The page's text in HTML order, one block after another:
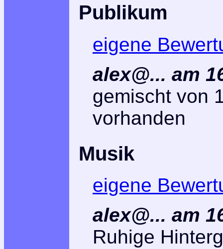
Publikum
eigene
alex@... am
gemischt von
vorhanden
Musik
eigene
alex@... am
Ruhige